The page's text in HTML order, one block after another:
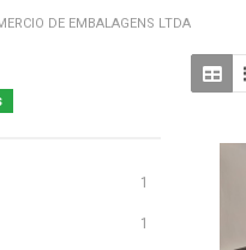
DE EMBALAGENS LTDA
1
1